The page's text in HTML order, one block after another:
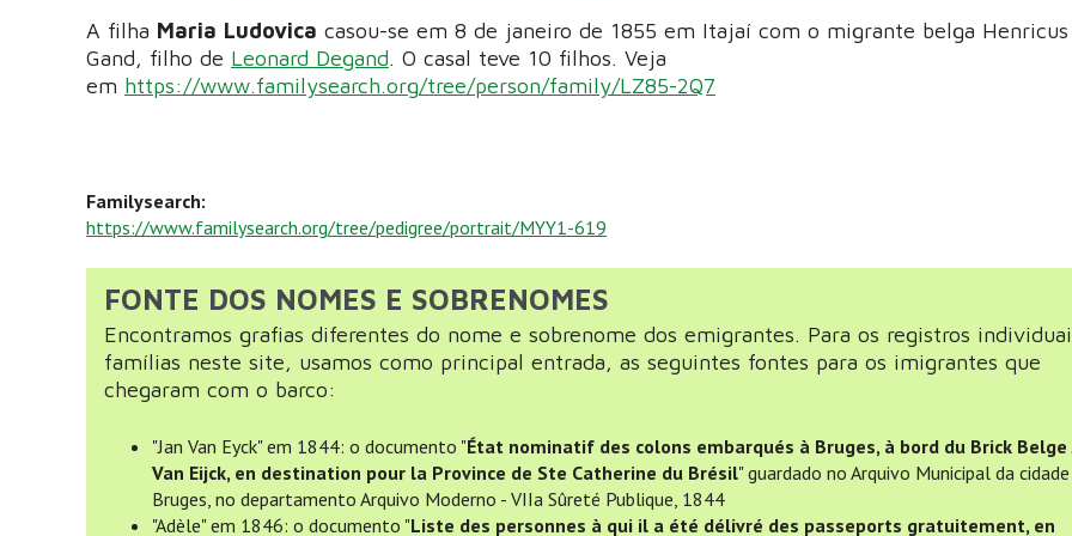
A filha Maria Ludovica casou-se em 8 de janeiro de 1855 em Itajaí com o migrante belga Henricus
Gand, filho de Leonard Degand. O casal teve 10 filhos. Veja
em https://www.familysearch.org/tree/person/family/LZ85-2Q7
Familysearch:
https://www.familysearch.org/tree/pedigree/portrait/MYY1-619
FONTE DOS NOMES E SOBRENOMES
Encontramos grafias diferentes do nome e sobrenome dos emigrantes. Para os registros
famílias neste site, usamos como principal entrada, as seguintes fontes para os imigrantes que
chegaram com o barco:
"Jan Van Eyck" em 1844: o documento "État nominatif des colons embarqués à Bruges, à bord du Brick Belge
Van Eijck, en destination pour la Province de Ste Catherine du Brésil" guardado no Arquivo Municipal da
Bruges, no departamento Arquivo Moderno - VIIa Sûreté Publique, 1844
"Adèle" em 1846: o documento "Liste des personnes à qui il a été délivré des passeports gratuitement, en